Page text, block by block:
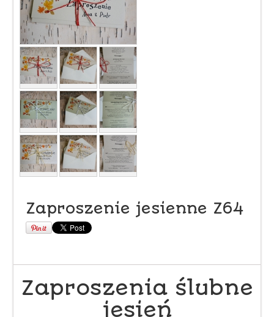
Zaproszenie jesienne Z64
Zaproszenia ślubne
jesień